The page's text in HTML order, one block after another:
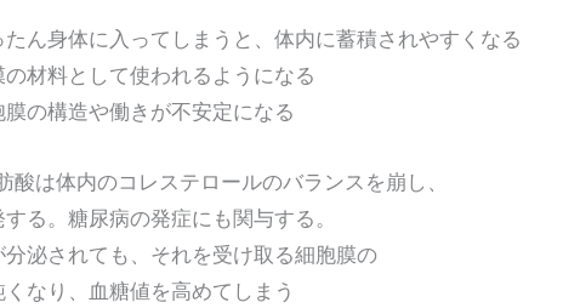
身体に入ってしまうと、体内に蓄積されやすくなる
料として使われるようになる
構造や働きが不安定になる
は体内のコレステロールのバランスを崩し、
。糖尿病の発症にも関与する。
されても、それを受け取る細胞膜の
り、血糖値を高めてしまう